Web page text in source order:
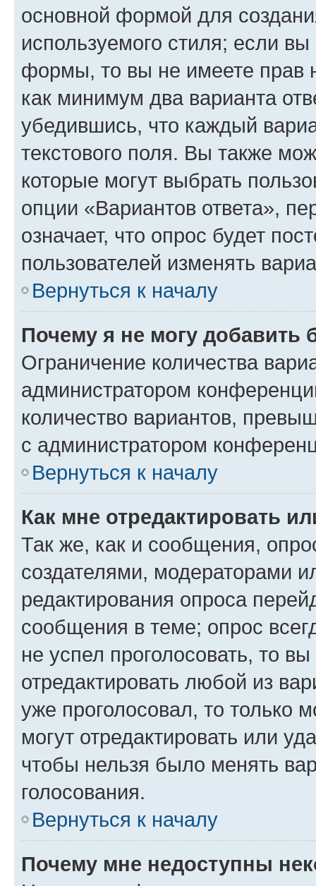
основной формой для
используемого стиля; если
формы, то вы не имеете прав
как минимум два варианта
убедившись, что каждый
текстового поля. Вы также
которые могут выбрать
опции «Вариантов ответа»,
означает, что опрос будет
пользователей изменять
Вернуться к началу
Почему я не могу добавить
Ограничение количества
администратором
количество вариантов,
с администратором
Вернуться к началу
Как мне отредактировать
Так же, как и сообщения,
создателями, модераторами
редактирования опроса
сообщения в теме; опрос
не успел проголосовать, то
отредактировать любой из
уже проголосовал, то только
могут отредактировать или
чтобы нельзя было менять
голосования.
Вернуться к началу
Почему мне недоступны